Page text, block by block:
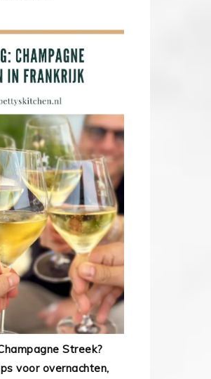
Streek?
voor overnachten,